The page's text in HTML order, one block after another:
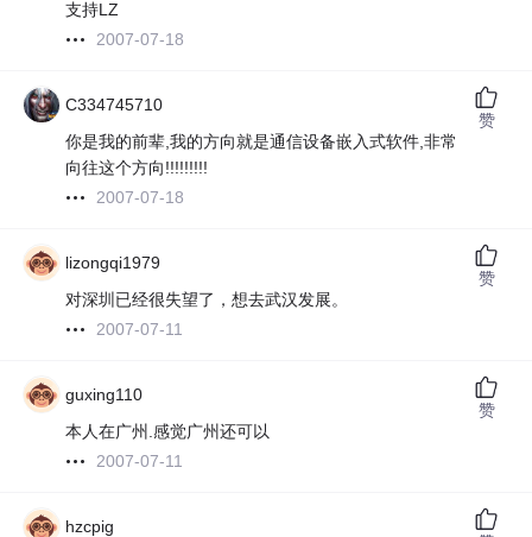
支持LZ
2007-07-18
C334745710
你是我的前辈,我的方向就是通信设备嵌入式软件,非常
向往这个方向!!!!!!!!!
2007-07-18
赞
lizongqi1979
对深圳已经很失望了，想去武汉发展。
2007-07-11
赞
guxing110
本人在广州.感觉广州还可以
2007-07-11
赞
hzcpig